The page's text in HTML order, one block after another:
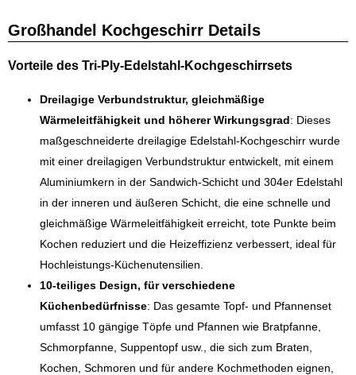
Großhandel Kochgeschirr Details
Vorteile des Tri-Ply-Edelstahl-Kochgeschirrsets
Dreilagige Verbundstruktur, gleichmäßige
Wärmeleitfähigkeit und höherer Wirkungsgrad: Dieses
maßgeschneiderte dreilagige Edelstahl-Kochgeschirr wurde
mit einer dreilagigen Verbundstruktur entwickelt, mit einem
Aluminiumkern in der Sandwich-Schicht und 304er Edelstahl
in der inneren und äußeren Schicht, die eine schnelle und
gleichmäßige Wärmeleitfähigkeit erreicht, tote Punkte beim
Kochen reduziert und die Heizeffizienz verbessert, ideal für
Hochleistungs-Küchenutensilien.
10-teiliges Design, für verschiedene
Küchenbedürfnisse: Das gesamte Topf- und Pfannenset
umfasst 10 gängige Töpfe und Pfannen wie Bratpfanne,
Schmorpfanne, Suppentopf usw., die sich zum Braten,
Kochen, Schmoren und für andere Kochmethoden eignen,